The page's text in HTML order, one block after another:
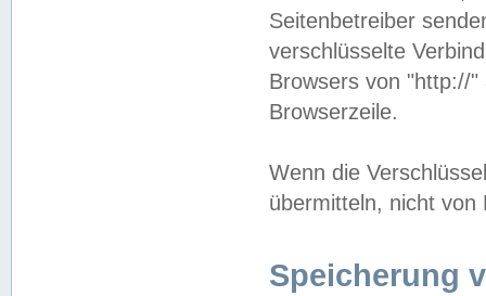
Seitenbetreiber
verschlüsselte
Browsers von "http://
Browserzeile.
Wenn die
übermitteln, nicht von
Speicherung